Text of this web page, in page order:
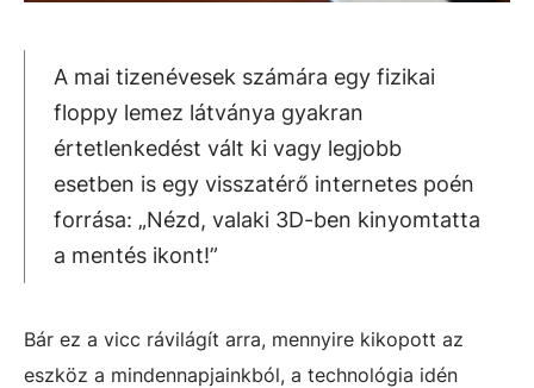
A mai tizenévesek számára egy fizikai
floppy lemez látványa gyakran
értetlenkedést vált ki vagy legjobb
esetben is egy visszatérő internetes poén
forrása: „Nézd, valaki 3D-ben kinyomtatta
a mentés ikont!”
Bár ez a vicc rávilágít arra, mennyire kikopott az
eszköz a mindennapjainkból, a technológia idén